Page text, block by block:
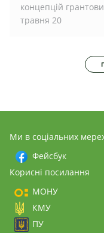
концепцій
травня 20
Ми в соціальних
Фейсбук
Корисні посилання
МОНУ
КМУ
ПУ